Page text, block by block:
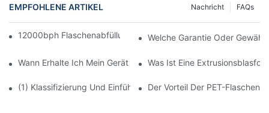
EMPFOHLENE ARTIKEL FAQs
Nachricht
12000bph Flaschenabfüllung Für Wasser Komplettlinie
Welche Garantie Oder
Wann Erhalte Ich Mein Gerät Nach Der Bezahlung?
Was Ist Eine
(1) Klassifizierung Und Einführung Von Blasformmaschinen Für
Der Vorteil Der PET-